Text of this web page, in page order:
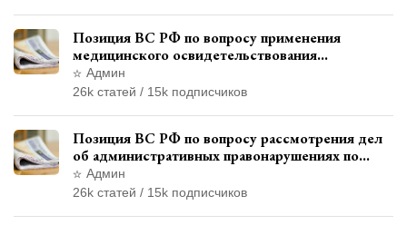
Позиция ВС РФ по вопросу применения
медицинского освидетельствования
военнослужащих при увольнении с военной
службы
Админ
26k статей / 15k подписчиков
Позиция ВС РФ по вопросу рассмотрения дел
об административных правонарушениях по
месту жительства и сроков давности
привлечения к ответственности
Админ
26k статей / 15k подписчиков